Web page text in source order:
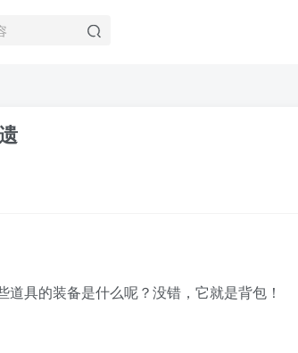
具的装备是什么呢？没错，它就是背包！